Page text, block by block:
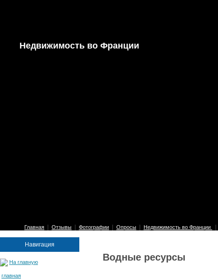
Недвижимость во Франции
Главная Отзывы Фотографии Опросы Недвижимость во Франции
Навигация
На главную
главная
Водные ресурсы